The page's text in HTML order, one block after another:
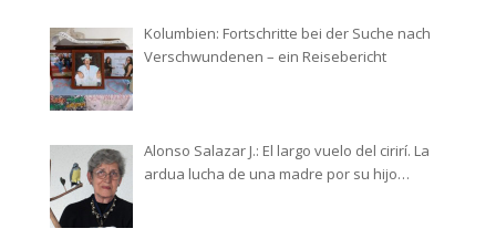
Kolumbien: Fortschritte bei der Suche nach
Verschwundenen – ein Reisebericht
Alonso Salazar J.: El largo vuelo del cirirí. La
ardua lucha de una madre por su hijo